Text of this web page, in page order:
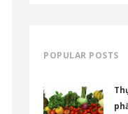
POPULAR POSTS